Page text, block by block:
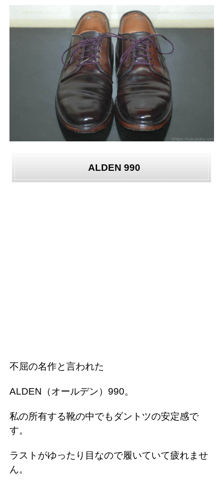
ALDEN 990
不屈の名作と言われた
ALDEN（オールデン）990。
私の所有する靴の中でもダントツの安定感で
す。
ラストがゆったり目なので履いていて疲れませ
ん。